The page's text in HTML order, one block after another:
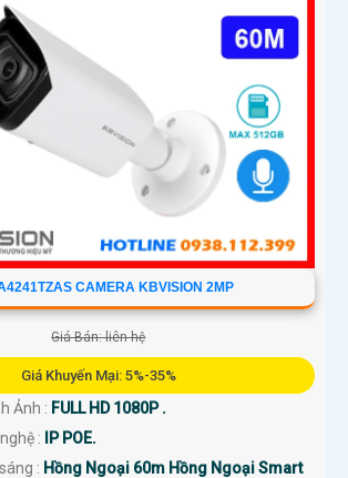
CAMERA KBVISION 2MP
Giá Bán: liên hệ
Giá Khuyến Mại: 5%-35%
Ảnh : FULL HD 1080P .
: IP POE.
: Hồng Ngoại 60m Hồng Ngoại Smart